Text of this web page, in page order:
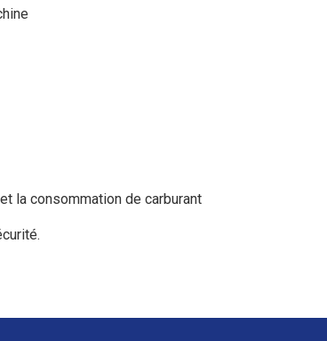
la consommation de carburant